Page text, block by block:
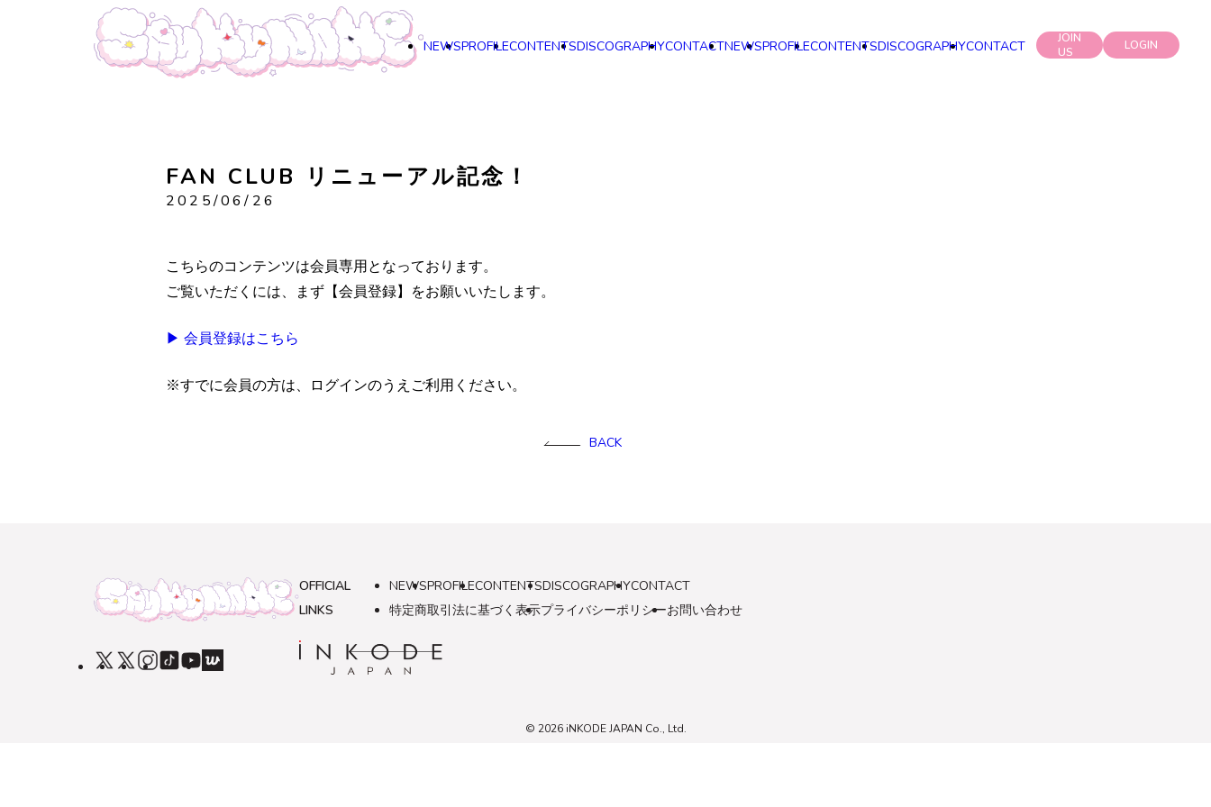
NEWSPROFILECONTENTSDISCOGRAPHYCONTACTNEWSPROFILECONTENTSDISCOGRAPHYCONTACT
JOIN
US
LOGIN
FAN CLUB リニューアル記念！
2025/06/26
こちらのコンテンツは会員専用となっております。
ご覧いただくには、まず【会員登録】をお願いいたします。
▶ 会員登録はこちら
※すでに会員の方は、ログインのうえご利用ください。
BACK
OFFICIAL NEWSPROFILECONTENTSDISCOGRAPHYCONTACT
LINKS
特定商取引法に基づく表示プライバシーポリシーお問い合わせ
© 2026 iNKODE JAPAN Co., Ltd.